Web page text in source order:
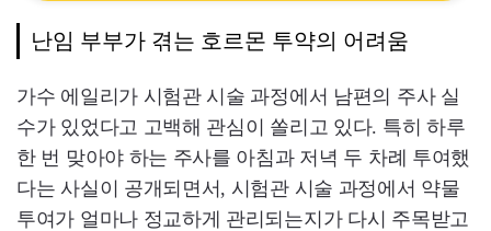
난임 부부가 겪는 호르몬 투약의 어려움
가수 에일리가 시험관 시술 과정에서 남편의 주사 실
수가 있었다고 고백해 관심이 쏠리고 있다. 특히 하루
한 번 맞아야 하는 주사를 아침과 저녁 두 차례 투여했
다는 사실이 공개되면서, 시험관 시술 과정에서 약물
투여가 얼마나 정교하게 관리되는지가 다시 주목받고